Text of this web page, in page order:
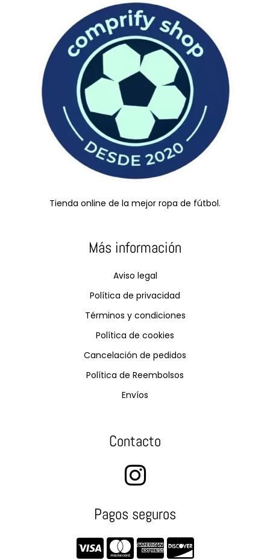
Tienda online de la mejor ropa de fútbol.
Más información
Aviso legal
Política de privacidad
Términos y condiciones
Política de cookies
Cancelación de pedidos
Política de Reembolsos
Envíos
Contacto
Pagos seguros